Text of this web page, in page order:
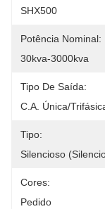
SHX500
Potência Nominal:
30kva-3000kva
Tipo De Saída:
C.A. Única/
Tipo:
Silencioso
Cores:
Pedido